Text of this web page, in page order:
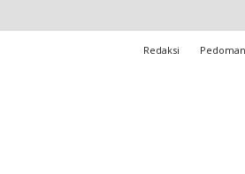
Redaksi